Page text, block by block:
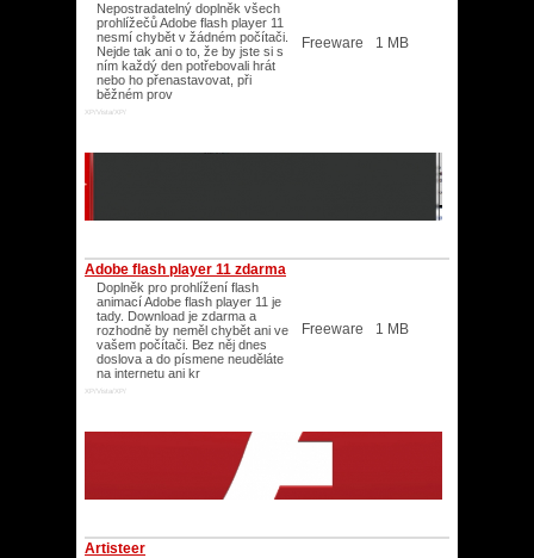
Nepostradatelný doplněk všech
prohlížečů Adobe flash player 11
nesmí chybět v žádném počítači.
Nejde tak ani o to, že by jste si s
ním každý den potřebovali hrát
nebo ho přenastavovat, při
běžném prov
XP/Vista/XP/
Freeware 1 MB
Adobe flash player 11 zdarma
Doplněk pro prohlížení flash
animací Adobe flash player 11 je
tady. Download je zdarma a
rozhodně by neměl chybět ani ve
vašem počítači. Bez něj dnes
doslova a do písmene neuděláte
na internetu ani kr
XP/Vista/XP/
Freeware 1 MB
Artisteer